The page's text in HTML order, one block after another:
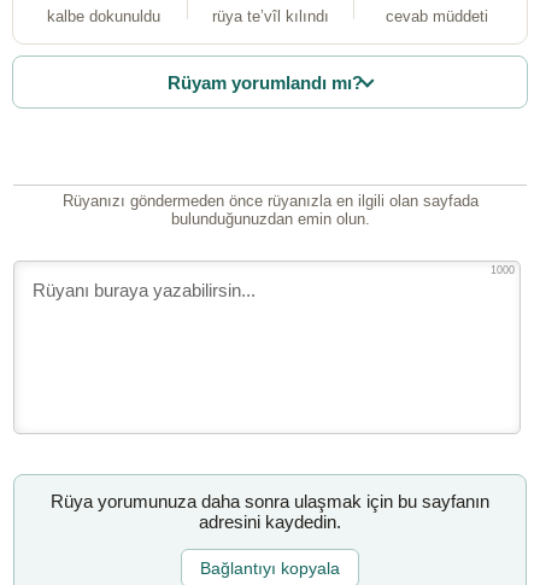
kalbe dokunuldu rüya te’vîl kılındı
cevab müddeti
Rüyam yorumlandı mı?
Rüyanızı göndermeden önce rüyanızla en ilgili olan sayfada
bulunduğunuzdan emin olun.
1000
Rüya yorumunuza daha sonra ulaşmak için bu sayfanın
adresini kaydedin.
Bağlantıyı kopyala